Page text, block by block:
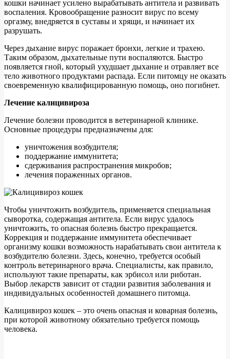
кошки начинает усилено вырабатывать антитела и развивать
воспаления. Кровообращение разносит вирус по всему
оргазму, внедряется в суставы и хрящи, и начинает их
разрушать.
Через дыхание вирус поражает бронхи, легкие и трахею.
Таким образом, дыхательные пути воспаляются. Быстро
появляется гной, который ухудшает дыхание и отравляет все
тело животного продуктами распада. Если питомцу не оказать
своевременную квалифицированную помощь, оно погибнет.
Лечение калицивироза
Лечение болезни проводится в ветеринарной клинике.
Основные процедуры предназначены для:
уничтожения возбудителя;
поддержание иммунитета;
сдерживания распространения микробов;
лечения пораженных органов.
Чтобы уничтожить возбудитель, применяется специальная
сыворотка, содержащая антитела. Если вирус удалось
уничтожить, то опасная болезнь быстро прекращается.
Коррекция и поддержание иммунитета обеспечивает
организму кошки возможность нарабатывать свои антитела к
возбудителю болезни. Здесь, конечно, требуется особый
контроль ветеринарного врача. Специалисты, как правило,
используют такие препараты, как эрбисол или риботан.
Выбор лекарств зависит от стадии развития заболевания и
индивидуальных особенностей домашнего питомца.
Калицивироз кошек – это очень опасная и коварная болезнь,
при которой животному обязательно требуется помощь
человека.